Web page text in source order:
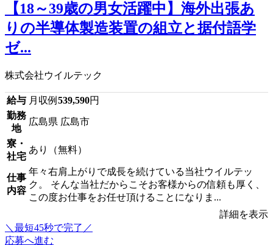
【18～39歳の男女活躍中】海外出張あ
りの半導体製造装置の組立と据付語学
ゼ...
株式会社ウイルテック
給与 月収例 539,590円
勤務
地
広島県 広島市
寮・
社宅
あり（無料）
仕事
内容
年々右肩上がりで成長を続けている当社ウイルテッ
ク。 そんな当社だからこそお客様からの信頼も厚く、
この度お仕事をお任せ頂けることになりま...
詳細を表示
＼最短45秒で完了／
応募へ進む